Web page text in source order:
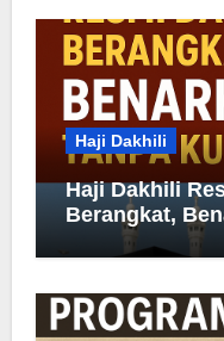
Haji Dakhili
Haji Dakhili
Berangkat,